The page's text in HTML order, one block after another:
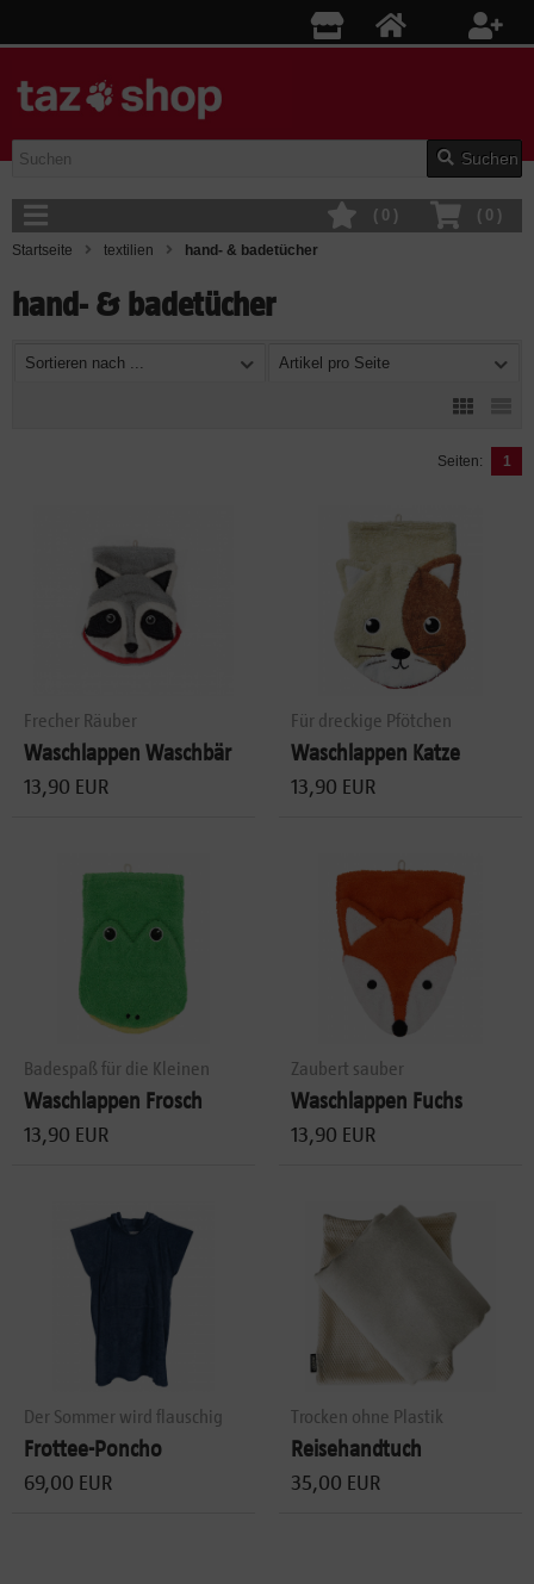
Suchen
( 0 )
( 0 )
Startseite textilien hand- & badetücher
hand- & badetücher
Sortieren nach ... Artikel pro Seite
Seiten: 1
Frecher Räuber
Waschlappen Waschbär
13,90 EUR
Für dreckige Pfötchen
Waschlappen Katze
13,90 EUR
Badespaß für die Kleinen
Waschlappen Frosch
13,90 EUR
Zaubert sauber
Waschlappen Fuchs
13,90 EUR
Der Sommer wird flauschig
Frottee-Poncho
69,00 EUR
Trocken ohne Plastik
Reisehandtuch
35,00 EUR